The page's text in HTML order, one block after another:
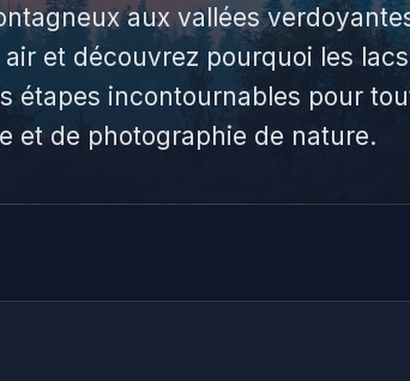
aux vallées
et découvrez pourquoi les
étapes incontournables pour
et de photographie de nature.